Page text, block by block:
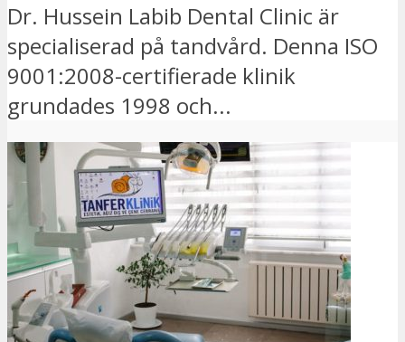
Dr. Hussein Labib Dental Clinic är
specialiserad på tandvård. Denna ISO
9001:2008-certifierade klinik
grundades 1998 och...